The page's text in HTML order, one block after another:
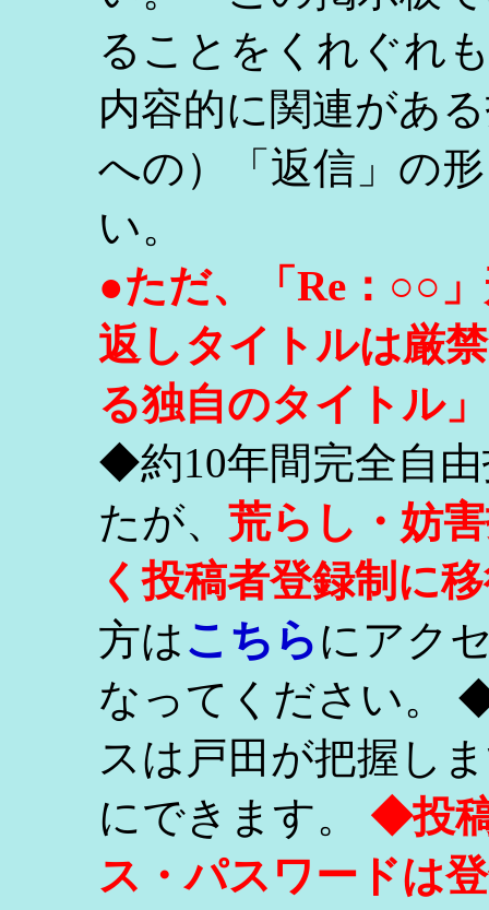
ることをくれぐれ
内容的に関連があ
への）「返信」の
い。
●ただ、「Re：○○
返しタイトルは厳
る独自のタイトル
◆約10年間完全自
たが、 荒らし・妨
く投稿者登録制に
方はこちらにアク
なってください。
スは戸田が把握し
にできます。 ◆投
ス・パスワードは